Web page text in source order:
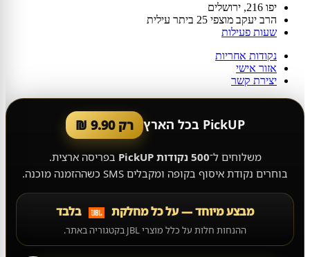
יפו 216, ירושלים
הרב יעקב מוצפי 25 ביתר עילית
שעות פעילות
נקודות אחריות
אזור אישי
יצירת קשר
PickUP בכל הארץ רק 9.90 ₪
משלוחים ל־500 נקודות PickUP
בפריסה ארצית.
בוחרים נקודת איסוף בקופה ומקבלים SMS כשההזמנה מוכנה.
מבצע מיוחד — על כל מחלקת בלבד
ההנחות חלות על כלל מוצרי JBL בקטגוריה באתר.